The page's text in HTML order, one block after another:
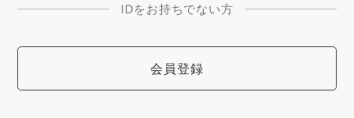
IDをお持ちでない方
会員登録